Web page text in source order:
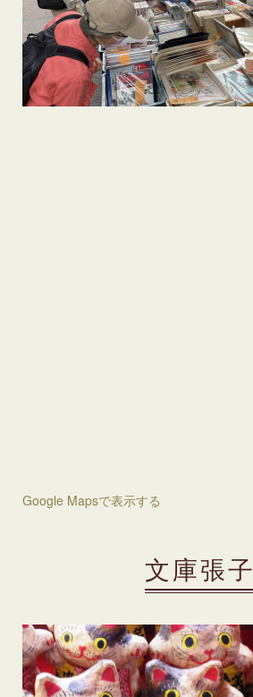
Google Mapsで表示する
文庫張子